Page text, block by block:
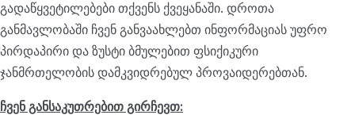
გადაწყვეტილებები თქვენს ქვეყანაში. დროთა
განმავლობაში ჩვენ განვაახლებთ ინფორმაციას უფრო
პირდაპირი და ზუსტი ბმულებით ფსიქიკური
ჯანმრთელობის დამკვიდრებულ პროვაიდერებთან.
ჩვენ განსაკუთრებით გირჩევთ: